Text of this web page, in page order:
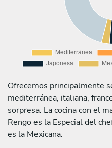
Ofrecemos principalmente
mediterránea, italiana,
sorpresa. La cocina con el
Rengo es la Especial del
es la Mexicana.